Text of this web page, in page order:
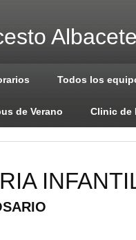
Todos los
de Verano Clinic de